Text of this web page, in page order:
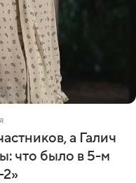
а Галич
что было в 5-м